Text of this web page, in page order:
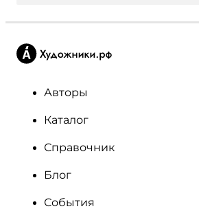
Авторы
Каталог
Справочник
Блог
События